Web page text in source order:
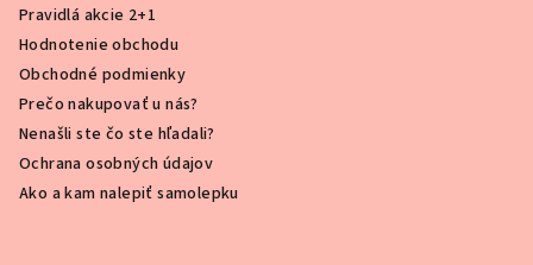
Pravidlá akcie 2+1
Hodnotenie obchodu
Obchodné podmienky
Prečo nakupovať u nás?
Nenašli ste čo ste hľadali?
Ochrana osobných údajov
Ako a kam nalepiť samolepku